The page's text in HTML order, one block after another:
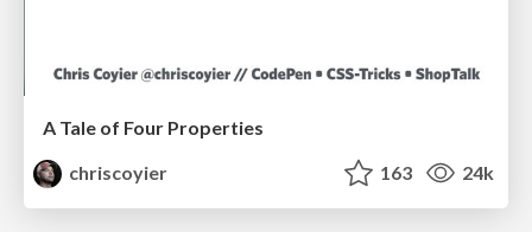
A Tale of Four Properties
chriscoyier
163 24k